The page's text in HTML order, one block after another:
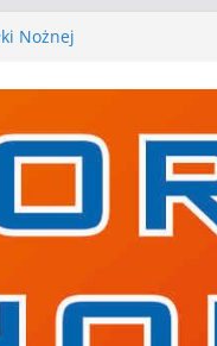
Nożnej
w Gwdzie
przed nami